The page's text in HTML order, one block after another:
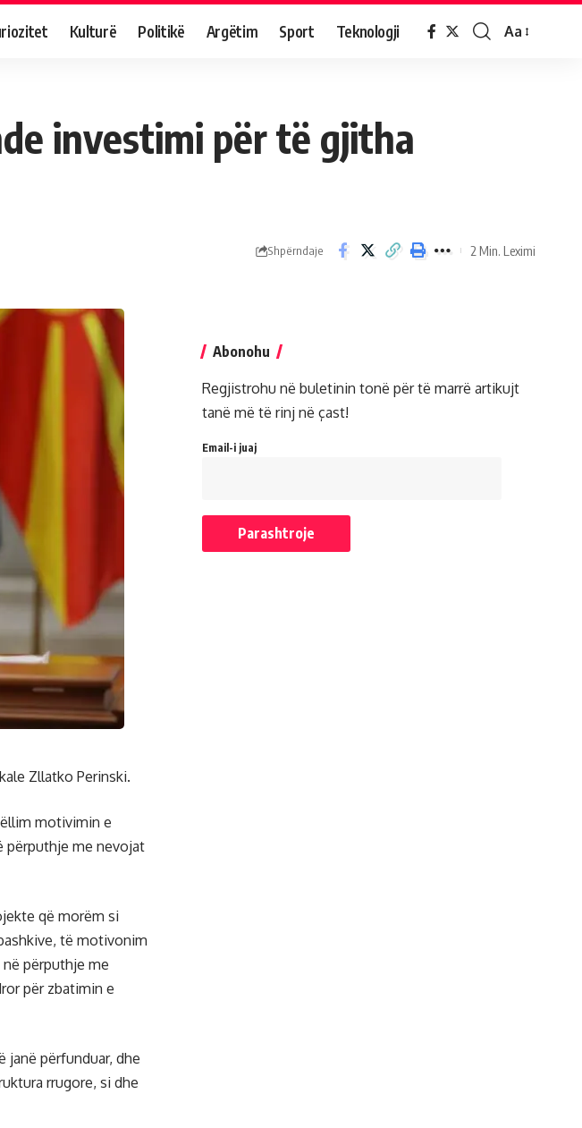
Kulturë Politikë Argëtim Sport Teknologji Aa
investimi për të gjitha
Shpërndaje 2 Min. Leximi
Zllatko Perinski.
motivimin e
përputhje me nevojat
që morëm si
të motivonim
përputhje me
për zbatimin e
janë përfunduar, dhe
rrugore, si dhe
Abonohu
Regjistrohu në buletinin tonë për të marrë artikujt
tanë më të rinj në çast!
Email-i juaj